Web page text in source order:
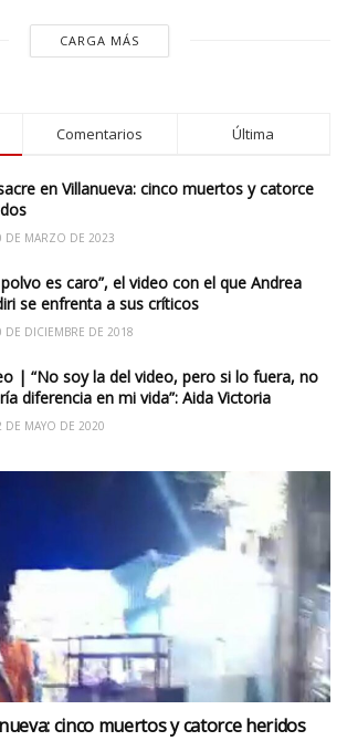
CARGA MÁS
Comentarios Última
en Villanueva: cinco muertos y catorce
DE MARZO DE 2023
es caro”, el video con el que Andrea
se enfrenta a sus críticos
DE DICIEMBRE DE 2018
| “No soy la del video, pero si lo fuera, no
diferencia en mi vida”: Aida Victoria
DE MAYO DE 2020
cinco muertos y catorce heridos